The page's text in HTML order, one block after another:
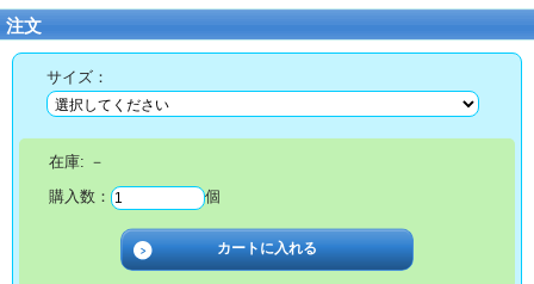
注文
サイズ：
在庫: －
購入数：
個